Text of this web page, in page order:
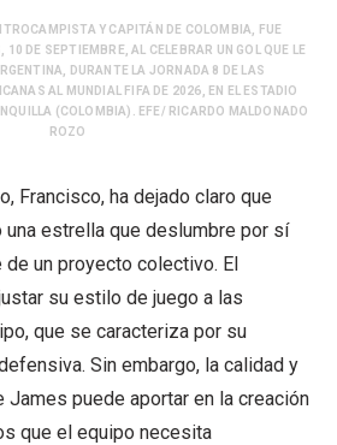
Y CAPITÁN DE COLOMBIA, FUE
DE SEPTIEMBRE, AL CELEBRAR UN GOL QUE LE
DURANTE LA JORNADA 8 DE LAS
AL MUNDIAL FIFA DE 2026, EN EL ESTADIO
(COLOMBIA). EFE/ RICARDO MALDONADO
ROZO
Francisco, ha dejado claro que
estrella que deslumbre por sí
un proyecto colectivo. El
su estilo de juego a las
que se caracteriza por su
Sin embargo, la calidad y
James puede aportar en la creación
que el equipo necesita